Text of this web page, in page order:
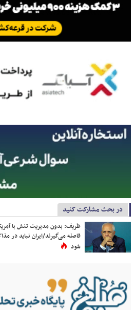
در بحث مشارکت کنید
ظریف: بدون مدیریت تنش با
فاصله می‌گیرند/ایران نباید در
شود